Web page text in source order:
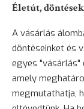
Életút,
A vásárlás
döntéseinket és
egyes "vásárlás"
amely
megmutathatja,